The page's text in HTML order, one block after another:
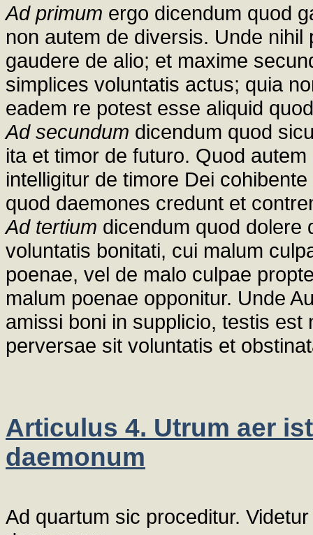
Ad primum ergo dicendum quod
non autem de diversis. Unde
gaudere de alio; et maxime
simplices voluntatis actus; quia
eadem re potest esse aliquid
Ad secundum dicendum quod
ita et timor de futuro. Quod
intelligitur de timore Dei
quod daemones credunt et
Ad tertium dicendum quod dolere
voluntatis bonitati, cui malum
poenae, vel de malo culpae
malum poenae opponitur. Unde
amissi boni in supplicio, testis
perversae sit voluntatis et
Articulus 4. Utrum aer
daemonum
Ad quartum sic proceditur.